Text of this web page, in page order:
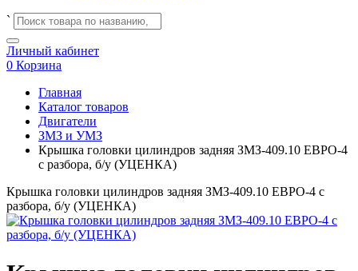
`
Личный кабинет
0 Корзина
Главная
Каталог товаров
Двигатели
ЗМЗ и УМЗ
Крышка головки цилиндров задняя ЗМЗ-409.10 ЕВРО-4
с разбора, б/у (УЦЕНКА)
Крышка головки цилиндров задняя ЗМЗ-409.10 ЕВРО-4 с
разбора, б/у (УЦЕНКА)